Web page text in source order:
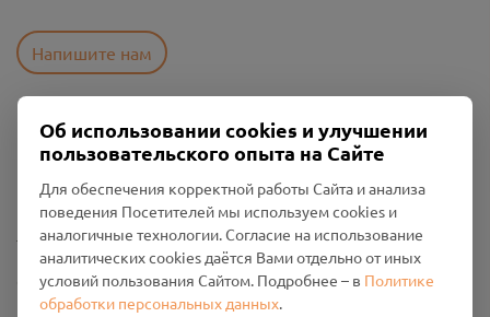
Напишите нам
Пользовательское соглашение
Политика конфиденциальности
Промо-материалы
Настройки cookies
Общество с ограниченной ответственностью «Смоленский
Проект Помним»
Об использовании cookies и улучшении
пользовательского опыта на Сайте
Для обеспечения корректной работы Сайта и анализа
поведения Посетителей мы используем cookies и
аналогичные технологии. Согласие на использование
аналитических cookies даётся Вами отдельно от иных
условий пользования Сайтом. Подробнее – в Политике
обработки персональных данных.